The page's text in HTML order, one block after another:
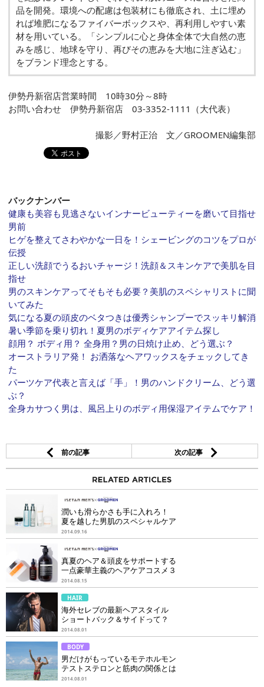
品を開発。環境への配慮は包装材にも徹底され、土に埋め
れば堆肥になるファイバーボックスや、再利用しやすい素
材を用いている。「シンプルに心と身体全体で大自然の恵
みを感じ、地球を守り、再びその恵みを大地に注ぎ込む」
をブランド理念とする。
伊勢丹新宿店営業時間 10時30分～8時
お問い合わせ 伊勢丹新宿店 03-3352-1111（大代表）
撮影／野村正治 文／GROOMEN編集部
バックナンバー
健康も美容も見逃さないインナービューティーを磨いて目指せ
男前
ヒゲを整えてさわやかな一日を！シェービングのコツをプロが
伝授
正しい洗顔でうるおいチャージ！洗顔＆スキンケアで美肌を目
指せ
男のスキンケアってそもそも必要？美肌のスペシャリストに聞
いてみた
気になる夏の頭皮のベタつきは優秀シャンプーでスッキリ解消
暑い季節を乗り切れ！夏男のボディケアアイテム探し
顔用？ ボディ用？ 全身用？男の日焼け止め、どう選ぶ？
オーストラリア発！ お洒落なヘアワックスをチェックしてき
た
パーツケア代表と言えば「手」！男のハンドクリーム、どう選
ぶ？
全身カサつく男は、風呂上りのボディ用保湿アイテムでケア！
前の記事 次の記事
潤いも滑らかさも手に入れろ！
夏を越した男肌のスペシャルケア
2014.09.16
真夏のヘア＆頭皮をサポートする
一点豪華主義のヘアケアコスメ３
2014.08.15
HAIR
海外セレブの最新ヘアスタイル
ショートバック＆サイドって？
2014.08.01
BODY
男だけがもっているモテホルモン
テストステロンと筋肉の関係とは
2014.08.01